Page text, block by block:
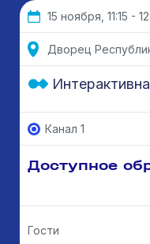
15 ноября, 11:15 -
Дворец
Канал 1
Доступное
Гости